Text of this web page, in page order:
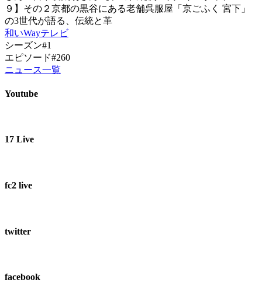
９】その２京都の黒谷にある老舗呉服屋「京ごふく 宮下」
の3世代が語る、伝統と革
和いWayテレビ
シーズン#1
エピソード#260
ニュース一覧
Youtube
17 Live
fc2 live
twitter
facebook